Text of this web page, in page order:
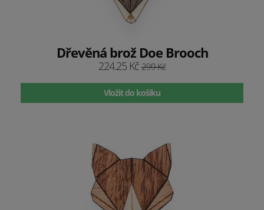
Dřevěná brož Doe Brooch
224.25 Kč 299 Kč
Vložit do košíku